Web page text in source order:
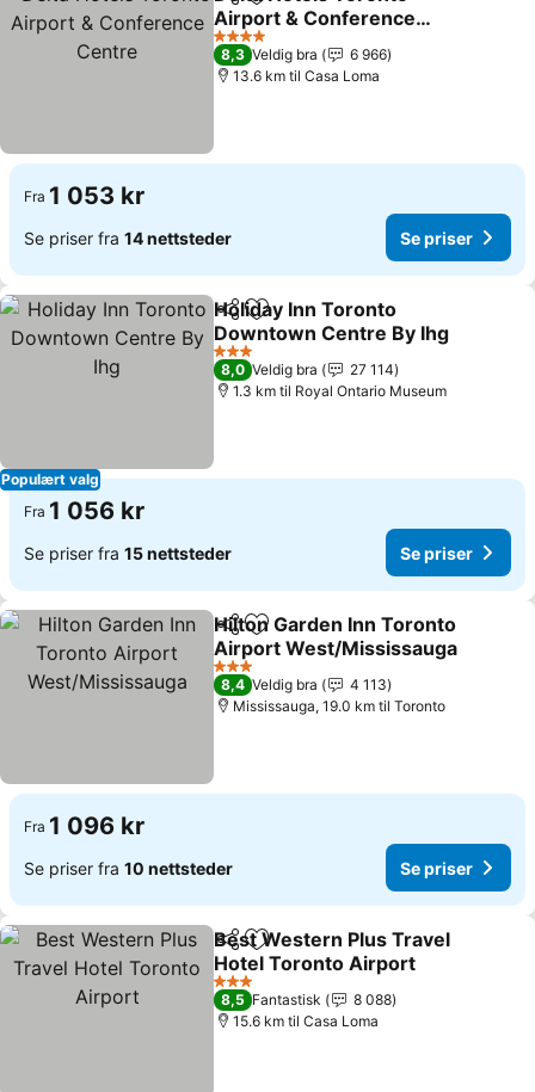
Del Legg til i favoritter
Airport & Conference
Centre
4 Stjerner
8,3 Veldig bra
6 966
13.6 km til Casa Loma
Fra 1 053 kr
Se priser fra 14 nettsteder Se priser
Populært valg
Del Legg til i favoritter
Holiday Inn Toronto
Downtown Centre By Ihg
3 Stjerner
8,0 Veldig bra
27 114
1.3 km til Royal Ontario Museum
Fra 1 056 kr
Se priser fra 15 nettsteder Se priser
Del Legg til i favoritter
Hilton Garden Inn Toronto
Airport West/Mississauga
3 Stjerner
8,4 Veldig bra
4 113
Mississauga, 19.0 km til Toronto
Fra 1 096 kr
Se priser fra 10 nettsteder Se priser
Del Legg til i favoritter
Best Western Plus Travel
Hotel Toronto Airport
3 Stjerner
8,5 Fantastisk
8 088
15.6 km til Casa Loma